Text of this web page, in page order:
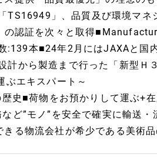
TS16949」、品質及び環境マネ
の認証を次々と取得
本■24年2月にはJAXAと国
計から製造まで行った「新型Ｈ
ぶエキスパート～
史■荷物をお預かりして運ぶ+
ど”モノ”を安全で確実に輸送・
る物流会社が希少である美術